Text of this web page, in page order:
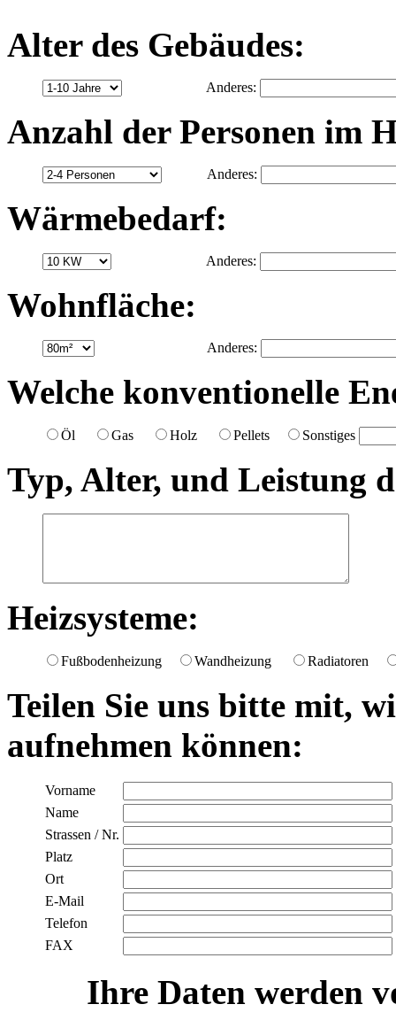
Alter des Gebäudes:
Anderes:
Anzahl der Personen im
Anderes:
Wärmebedarf:
Anderes:
Wohnfläche:
Anderes:
Welche konventionelle
Öl Gas Holz Pellets Sonstiges
Typ, Alter, und Leistung
Heizsysteme:
Fußbodenheizung Wandheizung Radiatoren
Teilen Sie uns bitte mit,
aufnehmen können:
Vorname
Name
Strassen / Nr.
Platz
Ort
E-Mail
Telefon
FAX
Ihre Daten werden